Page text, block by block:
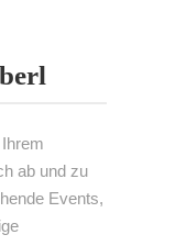
ab und zu
Events,